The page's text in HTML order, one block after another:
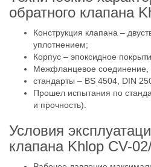
обратного клапана
Конструкция клапана –
уплотнением;
Корпус – эпоксидное
Межфланцевое соединение,
стандарты – BS 4504, DIN
Прошел испытания по
и прочность).
Условия
клапана Khlop CV-